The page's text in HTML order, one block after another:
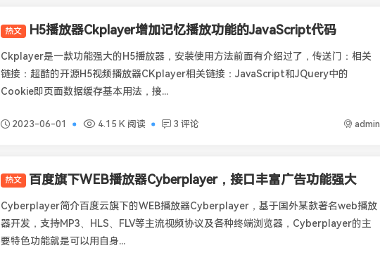
CKplayer
热文 H5播放器Ckplayer增加记忆播放功能的JavaScript代码
Ckplayer是一款功能强大的H5播放器，安装使用方法前面有介绍过了，传送门：相关
链接：超酷的开源H5视频播放器CKplayer相关链接：JavaScript和JQuery中的
Cookie即页面数据缓存基本用法，接...
2023-06-01 4.15 K 阅读 3 评论 admin
其它播放器
热文 百度旗下WEB播放器Cyberplayer，接口丰富广告功能强大
Cyberplayer简介百度云旗下的WEB播放器Cyberplayer，基于国外某款著名web播放
器开发，支持MP3、HLS、FLV等主流视频协议及各种终端浏览器，Cyberplayer的主
要特色功能就是可以用自身...